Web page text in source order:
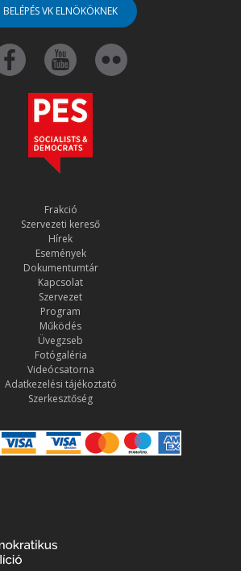
BELÉPÉS VK ELNÖKÖKNEK
Frakció
Szervezeti kereső
Hírek
Események
Dokumentumtár
Kapcsolat
Szervezet
Program
Működés
Üvegzseb
Fotógaléria
Videócsatorna
Adatkezelési tájékoztató
Szerkesztőség